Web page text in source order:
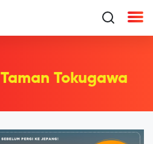
Taman Tokugawa